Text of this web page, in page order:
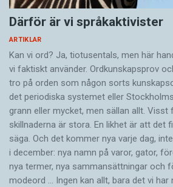
Därför är vi språkaktivister
ARTIKLAR
Kan vi ord? Ja, tiotusentals, men här
vi faktiskt använder. Ordkunskapsprov
tro på orden som någon sorts
det periodiska systemet eller
grann eller mycket, men sällan allt. Visst
skillnaderna är stora. En likhet är att det
säga. Och det kommer nya varje dag,
i december: nya namn på varor, gator,
nya termer, nya samman­sättningar och
modeord … Ingen kan allt, bara det vi har